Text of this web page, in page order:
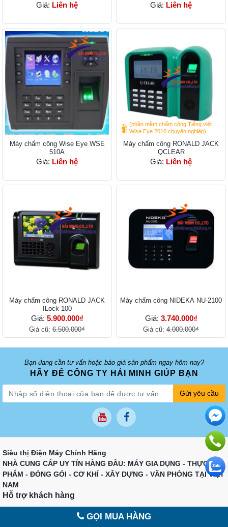
Giá: Liên hệ Giá: Liên hệ
Máy chấm công Wise Eye WSE
510A
Giá: Liên hệ
(phần mềm chấm công Tiếng việt
Wise Eye 2010 chuyên nghiệp)
Máy chấm công RONALD JACK
QCLEAR
Giá: Liên hệ
Máy chấm công RONALD JACK
ILock 100
Giá: 5.900.000₫
Giá cũ: 6.500.000₫
Máy chấm công NIDEKA NU-2100
Giá: 3.740.000₫
Giá cũ: 4.000.000₫
Bạn đang cần tư vấn hoặc báo giá sản phẩm ngay hôm nay?
HÃY ĐỂ CÔNG TY HẢI MINH GIÚP BẠN
Gửi yêu cầu
Siêu thị Điện Máy Chính Hãng
NHÀ CUNG CẤP UY TÍN HÀNG ĐẦU: MÁY GIA DỤNG - THỰC
PHẨM - ĐÓNG GÓI - CƠ KHÍ - XÂY DỰNG - VĂN PHÒNG TẠI VIỆT
NAM
Hỗ trợ khách hàng
Giờ làm việc: 08h-17h (từ thứ 2 - thứ 7)
GỌI MUA HÀNG